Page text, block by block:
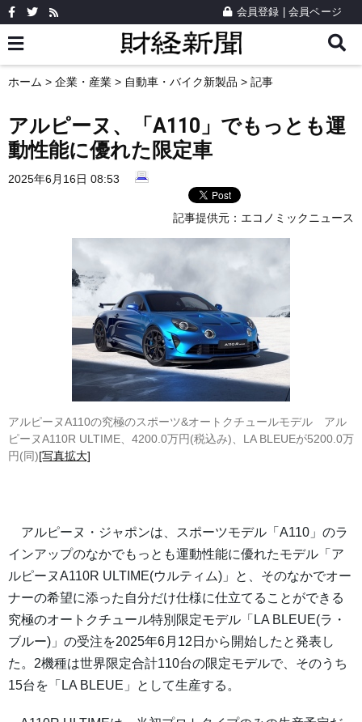
会員登録 会員ページ
ホーム > 企業・産業 > 自動車・バイク新製品 > 記事
アルピーヌ、「A110」でもっとも運
動性能に優れた限定車
2025年6月16日 08:53
記事提供元： エコノミックニュース
アルピーヌA110の究極のスポーツ&オートクチュールモデル アル
ピーヌA110R ULTIME、4200.0万円(税込み)、LA BLEUEが5200.0万
円(同)[写真拡大]
アルピーヌ・ジャポンは、スポーツモデル「A110」のラ
インアップのなかでもっとも運動性能に優れたモデル「ア
ルピーヌA110R ULTIME(ウルティム)」と、そのなかでオー
ナーの希望に添った自分だけ仕様に仕立てることができる
究極のオートクチュール特別限定モデル「LA BLEUE(ラ・
ブルー)」の受注を2025年6月12日から開始したと発表し
た。2機種は世界限定合計110台の限定モデルで、そのうち
15台を「LA BLEUE」として生産する。